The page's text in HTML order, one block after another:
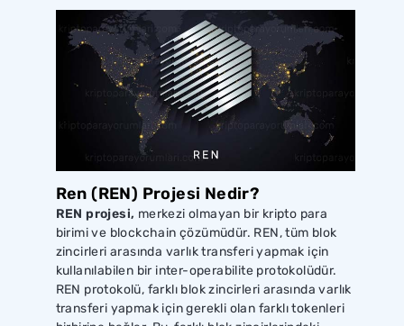
Ren (REN) Projesi Nedir?
REN projesi, merkezi olmayan bir kripto para
birimi ve blockchain çözümüdür. REN, tüm blok
zincirleri arasında varlık transferi yapmak için
kullanılabilen bir inter-operabilite protokolüdür.
REN protokolü, farklı blok zincirleri arasında varlık
transferi yapmak için gerekli olan farklı tokenleri